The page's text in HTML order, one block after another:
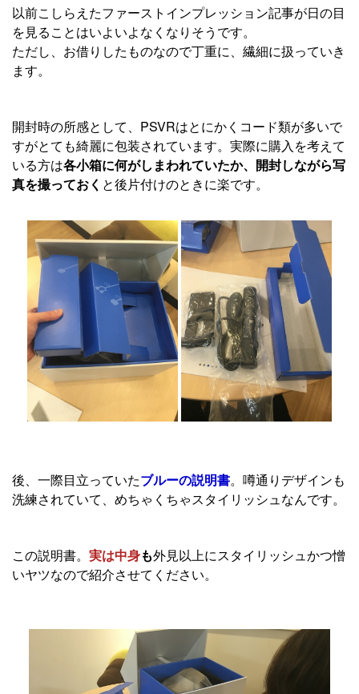
以前こしらえたファーストインプレッション記事が日の目
を見ることはいよいよなくなりそうです。
ただし、お借りしたものなので丁重に、繊細に扱っていき
ます。
開封時の所感として、PSVRはとにかくコード類が多いで
すがとても綺麗に包装されています。実際に購入を考えて
いる方は各小箱に何がしまわれていたか、開封しながら写
真を撮っておく と後片付けのときに楽です。
後、一際目立っていたブルーの説明書。噂通りデザインも
洗練されていて、めちゃくちゃスタイリッシュなんです。
この説明書。 実は中身も外見以上にスタイリッシュかつ憎
いヤツなので紹介させてください。